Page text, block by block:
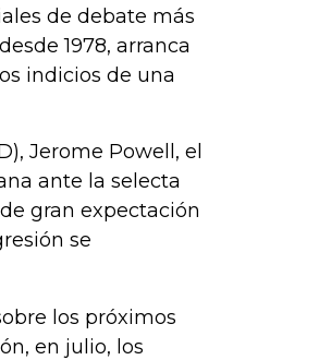
de debate más
1978, arranca
indicios de una
Jerome Powell, el
ante la selecta
gran expectación
se
los próximos
en julio, los